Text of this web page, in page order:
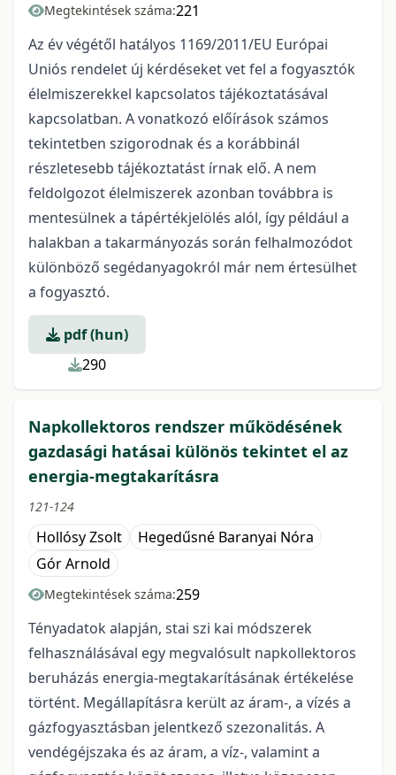
Megtekintések száma:221
Az év végétől hatályos 1169/2011/EU Európai
Uniós rendelet új kérdéseket vet fel a fogyasztók
élelmiszerekkel kapcsolatos tájékoztatásával
kapcsolatban. A vonatkozó előírások számos
tekintetben szigorodnak és a korábbinál
részletesebb tájékoztatást írnak elő. A nem
feldolgozot élelmiszerek azonban továbbra is
mentesülnek a tápértékjelölés alól, így például a
halakban a takarmányozás során felhalmozódot
különböző segédanyagokról már nem értesülhet
a fogyasztó.
pdf (hun)
290
Napkollektoros rendszer működésének
gazdasági hatásai különös tekintet el az
energia-megtakarításra
121-124
Hollósy Zsolt
Hegedűsné Baranyai Nóra
Gór Arnold
Megtekintések száma:259
Tényadatok alapján, stai szi kai módszerek
felhasználásával egy megvalósult napkollektoros
beruházás energia-megtakarításának értékelése
történt. Megállapításra került az áram-, a vízés a
gázfogyasztásban jelentkező szezonalitás. A
vendégéjszaka és az áram, a víz-, valamint a